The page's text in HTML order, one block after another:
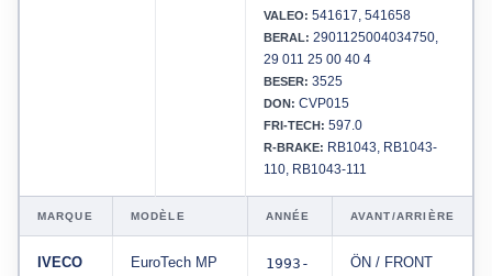
VALEO: 541617, 541658
BERAL: 2901125004034750,
29 011 25 00 40 4
BESER: 3525
DON: CVP015
FRI-TECH: 597.0
R-BRAKE: RB1043, RB1043-
110, RB1043-111
MARQUE MODÈLE ANNÉE AVANT/ARRIÈRE
IVECO EuroTech MP
1993-
ÖN / FRONT